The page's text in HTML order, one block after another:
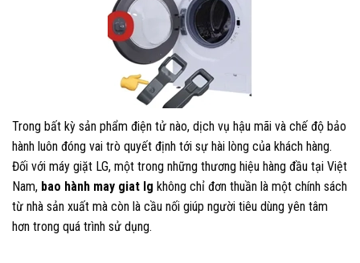
Trong bất kỳ sản phẩm điện tử nào, dịch vụ hậu mãi và chế độ bảo
hành luôn đóng vai trò quyết định tới sự hài lòng của khách hàng.
Đối với máy giặt LG, một trong những thương hiệu hàng đầu tại Việt
Nam, bao hành may giat lg không chỉ đơn thuần là một chính sách
từ nhà sản xuất mà còn là cầu nối giúp người tiêu dùng yên tâm
hơn trong quá trình sử dụng.